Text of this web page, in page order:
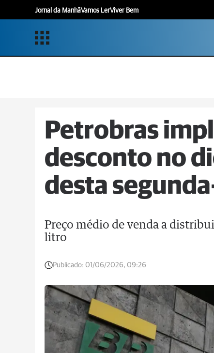
Jornal da ManhãVamos LerViver Bem
Petrobras
desconto no
desta
Preço médio de venda a
litro
Publicado: 01/06/2026, 09:26